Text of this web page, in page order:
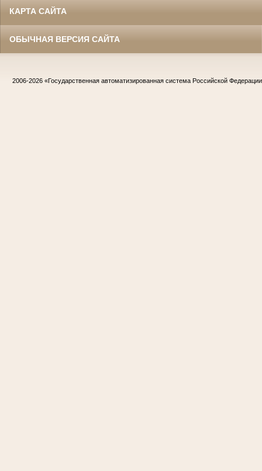
КАРТА САЙТА
ОБЫЧНАЯ ВЕРСИЯ САЙТА
2006-2026 «Государственная автоматизированная система Российской